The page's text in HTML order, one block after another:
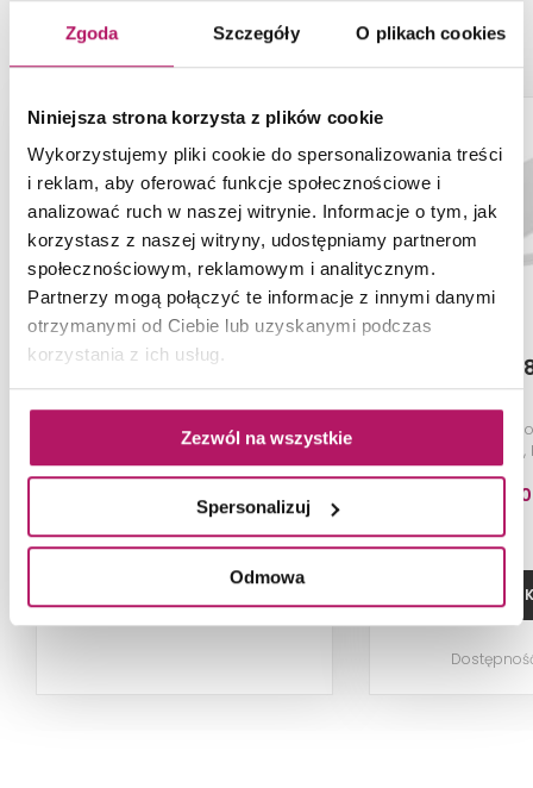
Zgoda Szczegóły O plikach cookies
Niniejsza strona korzysta z plików cookie
Wykorzystujemy pliki cookie do spersonalizowania treści
i reklam, aby oferować funkcje społecznościowe i
analizować ruch w naszej witrynie. Informacje o tym, jak
korzystasz z naszej witryny, udostępniamy partnerom
społecznościowym, reklamowym i analitycznym.
Partnerzy mogą połączyć te informacje z innymi danymi
otrzymanymi od Ciebie lub uzyskanymi podczas
korzystania z ich usług.
Zezwól na wszystkie
Spersonalizuj
Odmowa
PRODUKTY Z KOLEKCJI
Roca Gap A341730000
Zbiornik WC 2/4L, 3/4,5L do
kompaktu WC Rimless,
36,5x15x40,5 cm
Roca Gap
Deska WC SLIM
DODAJ DO